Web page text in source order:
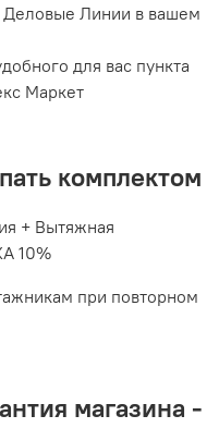
Линии в вашем
для вас пункта
Маркет
комплектом
+ Вытяжная
10%
при повторном
магазина -